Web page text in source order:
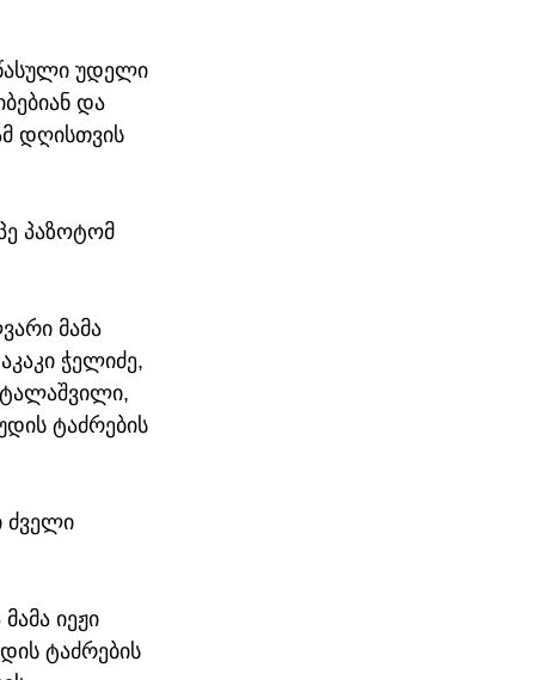
უდელი
და
დღისთვის
პაზოტომ
მამა
ჭელიძე,
ტაძრების
ძველი
იეჟი
ტაძრების